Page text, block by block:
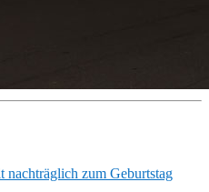
nachträglich zum Geburtstag